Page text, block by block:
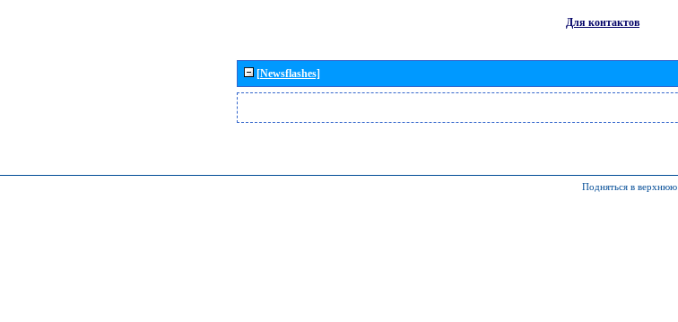
Для контактов
[Newsflashes]
Подняться в верхнюю